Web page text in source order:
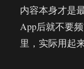
内容本身才是
App后就不要
里，实际用起